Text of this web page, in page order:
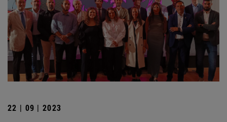
22 | 09 | 2023